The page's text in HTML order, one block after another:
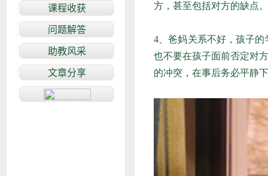
方，甚至包括对方的缺点。
4、爸妈关系不好，孩子
也不要在孩子面前否定对
的冲突，在事后务必平静